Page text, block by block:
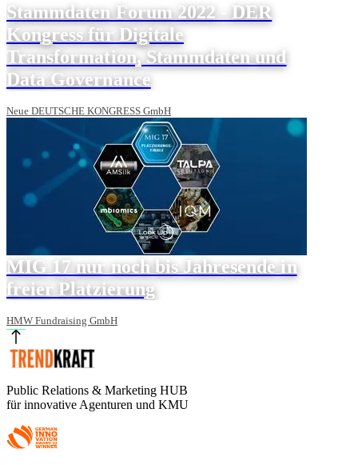
Stammdaten Forum 2022 - DER
Kongress für Digitale
Transformation, Stammdaten und
Data Governance
Neue DEUTSCHE KONGRESS GmbH
MIG 17 nur noch bis Jahresende in
freier Platzierung
HMW Fundraising GmbH
Public Relations & Marketing HUB
für innovative Agenturen und KMU